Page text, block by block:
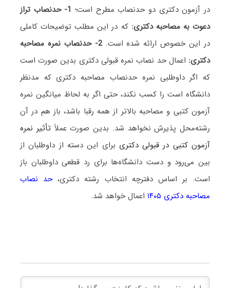
در آزمون دکتری دو حدنصاب مطرح است؛
1- حدنصاب تراز
دعوت به مصاحبه دکتری: که در این مطلب توضیحات کاملی
در این خصوص ارائه شده است. 2- حدنصاب نمره مصاحبه
دکتری: اعمال حد نصاب نمره قبولی دکتری بدین صورت است
که اگر داوطلبی نمره حدنصاب مصاحبه دکتری که مدنظر
دانشگاه است را کسب نکند، حتی اگر به لحاظ میانگین نمره
آزمون کتبی و مصاحبه بالاتر از همه رقبا باشد، باز هم در آن
رشته‌محل پذیرش نخواهد شد. بدین صورت عملاً تأثیر نمره
آزمون کتبی در قبولی دکتری برای این دسته از داوطلبان از
بین می‌رود و دست دانشگاه‌ها برای رد قطعی داوطلبان باز
است. بر اساس دفترچه انتخاب رشته دکتری،حد نصاب
مصاحبه دکتری ۱۴۰۵
اعمال خواهد شد.